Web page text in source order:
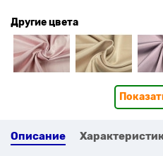
Другие цвета
Описание